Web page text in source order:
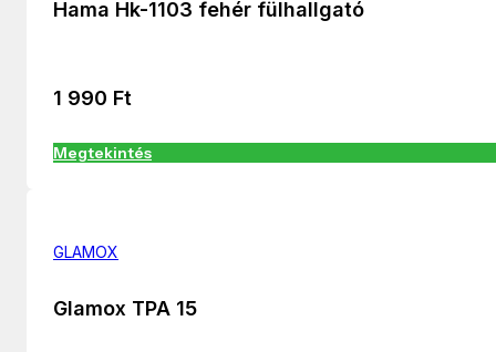
Hama Hk-1103 fehér fülhallgató
1 990 Ft
Megtekintés
GLAMOX
Glamox TPA 15